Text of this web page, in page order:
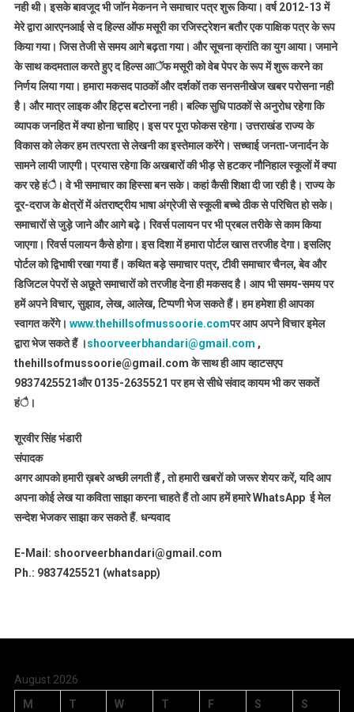
नही थी। इसके बावजूद भी जाॅन मेकनन ने समाचार पत्र शुरू किया। वर्ष 2012-13 में
मेरे द्वारा आरएनआई से द हिल्स ऑफ मसूरी का रजिस्ट्रेशन बतौर एक पाक्षिक पत्र के रूप
किया गया। जिस तेजी से समय आगे बढ़ता गया। और सूचना क्रांति का युग आया। जमाने
के साथ कदमताल करते हुए द हिल्स आॅफ मसूरी को वेब पेपर के रूप में शुरू करने का
निर्णय लिया गया। हमारा मकसद पाठकों और दर्शकों तक सनसनीखेज खबर परोसना नही
है। और मात्र लाइक और हिट्स बटोरना नही। बल्कि सुधि पाठकों से अनुरोध रहेगा कि
व्यापक जनहित में क्या होना चाहिए। इस पर पूरा फोकस रहेगा। उत्तराखंड राज्य के
विकास को लेकर हम तत्परता से लेखनी का इस्तेमाल करेंगे। सच्चाई जनता-जनार्दन के
सामने लायी जाएगी। प्रयास रहेगा कि अखबारों की भीड़ से हटकर नौनिहाल स्कूलों में क्या
कर रहे हंै। वे भी समाचार का हिस्सा बन सके। कहां कैसी शिक्षा दी जा रही है। राज्य के
दूर-दराज के क्षेत्रों में अंतराष्ट्रीय भाषा अंग्रेजी से स्कूली बच्चे ठीक से परिचित हो सके।
समाचारों से जुड़े जाने और आगे बढ़े। रिवर्स पलायन पर भी प्रबल तरीके से काम किया
जाएगा। रिवर्स पलायन कैसे होगा। इस दिशा में हमारा पोर्टल खास तरजीह देगा। इसलिए
पोर्टल को द्विभाषी रखा गया हैं। कथित बड़े समाचार पत्र, टीवी समाचार चैनल, बेव और
डिजिटल पेपरों से अछूते समाचारों को तरजीह देना ही मकसद है। आप भी समय-समय पर
हमें अपने विचार, सुझाव, लेख, आलेख, टिप्पणी भेज सकते हैं। हम हमेशा ही आपका
स्वागत करेंगे। www.thehillsofmussoorie.comपर आप अपने विचार इमेल
द्वारा भेज सकते हैं ।shoorveerbhandari@gmail.com ,
thehillsofmussoorie@gmail.com के साथ ही आप व्हाटसएप
9837425521और 0135-2635521 पर हम से सीधे संवाद कायम भी कर सकतें
हंै।
शूरवीर सिंह भंडारी
संपादक
अगर आपको हमारी ख़बरे अच्छी लगती हैं , तो हमारी खबरों को जरूर शेयर करें, यदि आप
अपना कोई लेख या कविता साझा करना चाहते हैं तो आप हमें हमारे WhatsApp ई मेल
सन्देश भेजकर साझा कर सकते हैं. धन्यवाद
E-Mail: shoorveerbhandari@gmail.com
Ph.: 9837425521 (whatsapp)
August 2026
M
T W T F S S